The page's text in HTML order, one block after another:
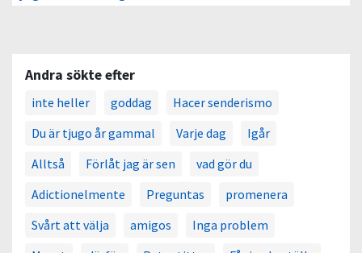
Andra sökte efter
inte heller goddag
Hacer senderismo
Du är tjugo år gammal
Varje dag
Igår
Alltså
Förlåt jag är sen
vad gör du
Adictionelmente
Preguntas
promenera
Svårt att välja
amigos
Inga problem